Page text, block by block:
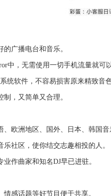
广播电台和音乐。
中，无需使用一切手机流量就可
统软件，不容易损害原来精致音色
，又简单又合理。
、欧洲地区、国外、日本、韩国音
社区，使你结交志趣相投的人。
作曲家和知名DJ早已进驻。
感话题等好节目便于共享。